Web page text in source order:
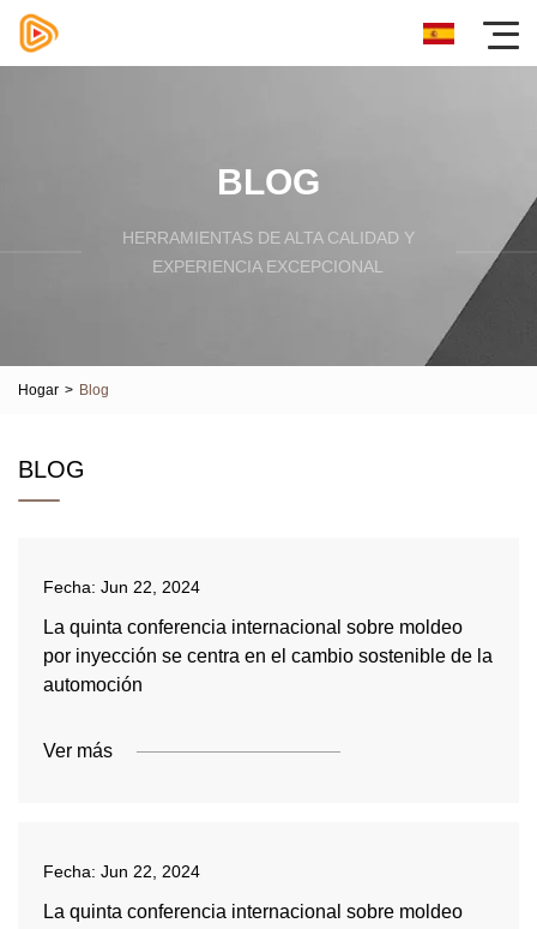
BLOG
HERRAMIENTAS DE ALTA CALIDAD Y
EXPERIENCIA EXCEPCIONAL
Hogar > Blog
BLOG
Fecha: Jun 22, 2024
La quinta conferencia internacional sobre moldeo
por inyección se centra en el cambio sostenible de la
automoción
Ver más
Fecha: Jun 22, 2024
La quinta conferencia internacional sobre moldeo